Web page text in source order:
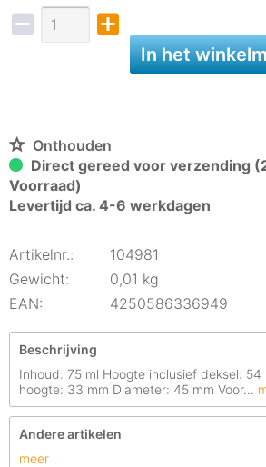
In het
Onthouden
Direct gereed voor verzending
Voorraad)
Levertijd ca. 4-6 werkdagen
Artikelnr.:
104981
Gewicht:
0,01 kg
EAN:
4250586336949
Beschrijving
Inhoud: 75 ml Hoogte inclusief deksel: 54
hoogte: 33 mm Diameter: 45 mm Voor...
Andere artikelen
meer